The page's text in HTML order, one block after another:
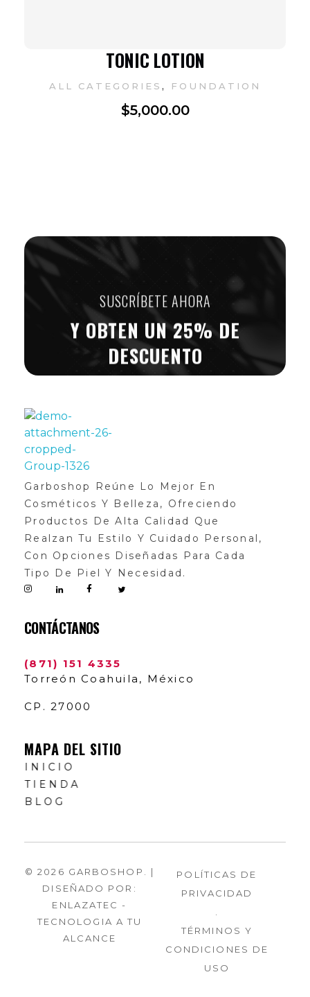
TONIC LOTION
$5,000.00
ALL CATEGORIES , FOUNDATION
SUSCRÍBETE AHORA
Y OBTEN UN 25% DE
DESCUENTO
GarboShop
Garboshop Reúne Lo Mejor En
Cosméticos Y Belleza, Ofreciendo
Productos De Alta Calidad Que
Realzan Tu Estilo Y Cuidado Personal,
Con Opciones Diseñadas Para Cada
Tipo De Piel Y Necesidad.
CONTÁCTANOS
(871) 151 4335
Torreón Coahuila, México
CP. 27000
MAPA DEL SITIO
INICIO
TIENDA
BLOG
© 2026 GARBOSHOP. |
DISEÑADO POR:
ENLAZATEC -
TECNOLOGIA A TU
ALCANCE
POLÍTICAS DE
PRIVACIDAD
TÉRMINOS Y
CONDICIONES DE
USO